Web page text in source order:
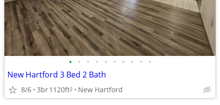
• • • • • • • • • •
New Hartford 3 Bed 2 Bath
8/6 3br1120ft2 New Hartford